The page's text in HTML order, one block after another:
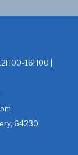
16H00 |
64230